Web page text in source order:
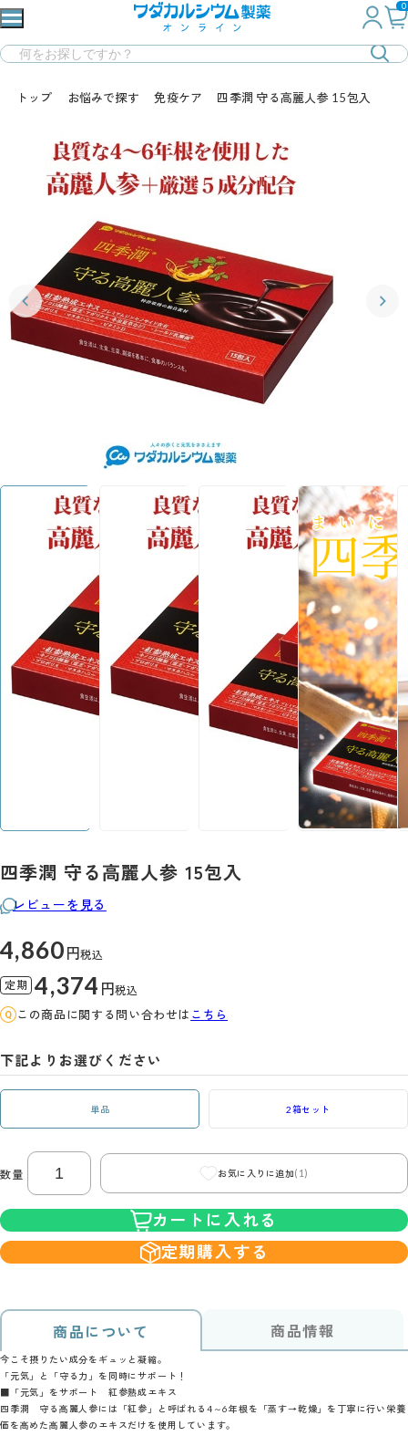
0
トップ お悩みで探す 免疫ケア 四季潤 守る高麗人参 15包入
四季潤 守る高麗人参 15包入
レビューを見る
4,860 円税込
定期 4,374 円税込
この商品に関する問い合わせは こちら
下記よりお選びください
単品 2箱セット
数量 お気に入りに追加(1)
カートに入れる
定期購入する
商品について 商品情報
今こそ摂りたい成分をギュッと凝縮。
「元気」と「守る力」を同時にサポート！
■「元気」をサポート 紅参熟成エキス
四季潤 守る高麗人参には「紅参」と呼ばれる4～6年根を「蒸す→乾燥」を丁寧に行い栄養
価を高めた高麗人参のエキスだけを使用しています。